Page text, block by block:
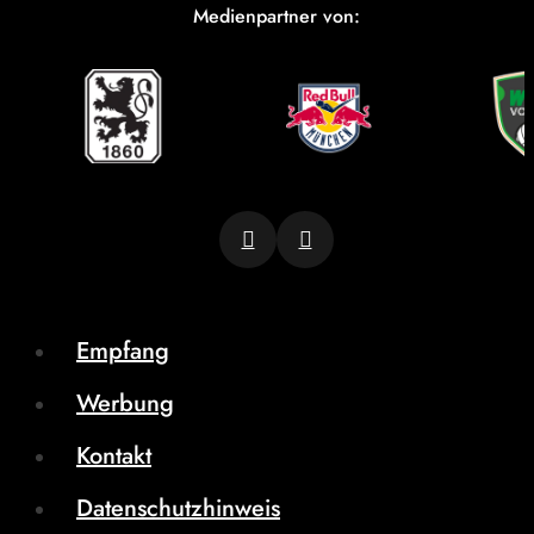
Medienpartner von:
Empfang
Werbung
Kontakt
Datenschutzhinweis